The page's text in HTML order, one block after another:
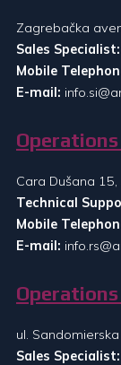
Zagrebačka
Sales Specialist:
Mobile
E-mail:
Cara Dušana
Technical
Mobile
E-mail:
ul.
Sales Specialist: